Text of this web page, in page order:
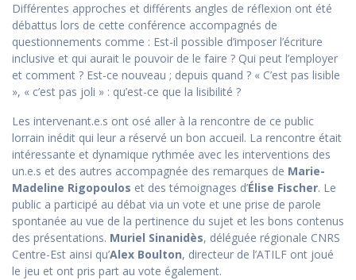
Différentes approches et différents angles de réflexion ont été
débattus lors de cette conférence accompagnés de
questionnements comme : Est-il possible d’imposer l’écriture
inclusive et qui aurait le pouvoir de le faire ? Qui peut l’employer
et comment ? Est-ce nouveau ; depuis quand ? « C’est pas lisible
», « c’est pas joli » : qu’est-ce que la lisibilité ?
Les intervenant.e.s ont osé aller à la rencontre de ce public
lorrain inédit qui leur a réservé un bon accueil. La rencontre était
intéressante et dynamique rythmée avec les interventions des
un.e.s et des autres accompagnée des remarques de Marie-
Madeline Rigopoulos et des témoignages d’Élise Fischer. Le
public a participé au débat via un vote et une prise de parole
spontanée au vue de la pertinence du sujet et les bons contenus
des présentations. Muriel Sinanidès, déléguée régionale CNRS
Centre-Est ainsi qu’Alex Boulton, directeur de l’ATILF ont joué
le jeu et ont pris part au vote également.